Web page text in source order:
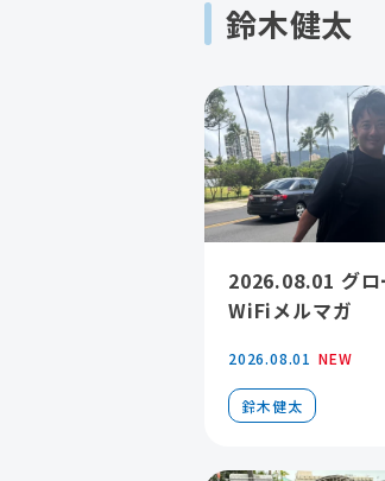
鈴木健太
鈴木健太
2026.08.01 グロ
WiFiメルマガ
2026.08.01 NEW